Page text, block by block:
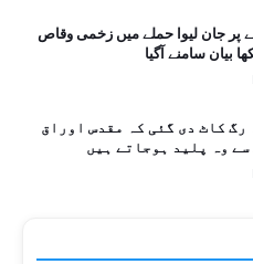
پر جان لیوا حملے میں زخمی وقاص
بیان سامنے آگیا
رگ کاٹ دی گئی کہ مقدس اوراق
وہ پلید ہوجاتے ہیں